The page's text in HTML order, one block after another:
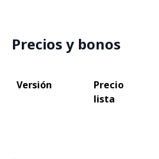
Precios y bonos
Versión
Precio
lista